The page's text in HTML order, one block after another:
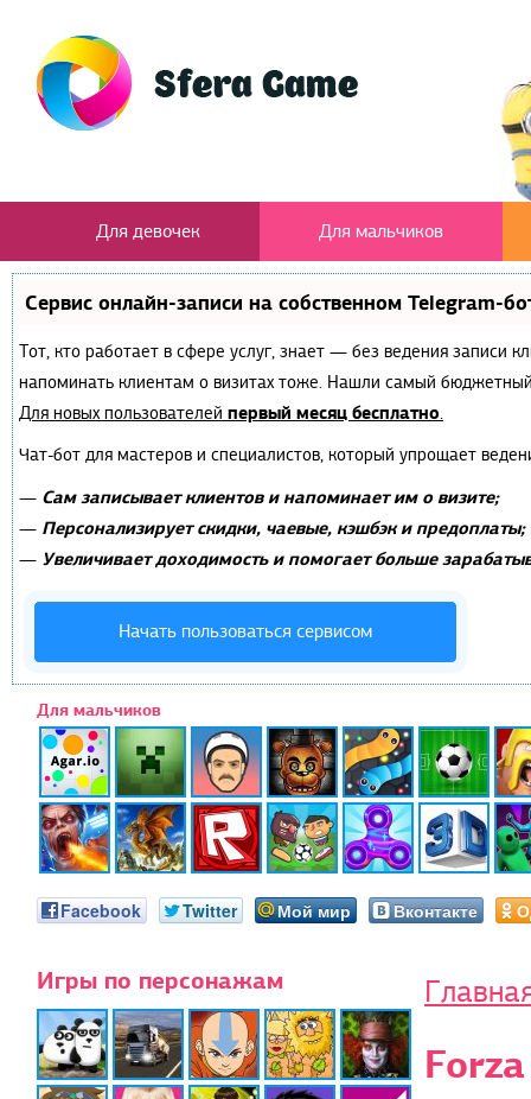
Для девочек Для мальчиков
Сервис онлайн-записи на собственном Telegram-
Тот, кто работает в сфере услуг, знает — без ведения записи
напоминать клиентам о визитах тоже. Нашли самый
Для новых пользователей первый месяц бесплатно.
Чат-бот для мастеров и специалистов, который упрощает
— Сам записывает клиентов и напоминает им о визите;
— Персонализирует скидки, чаевые, кэшбэк и предоплаты;
— Увеличивает доходимость и помогает больше
Начать пользоваться сервисом
Для мальчиков
Facebook Twitter Мой мир Вконтакте
Игры по персонажам